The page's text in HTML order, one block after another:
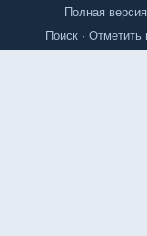
Полная версия
Поиск· Отметить